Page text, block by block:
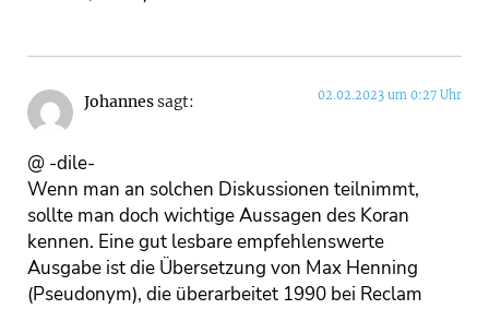
Johannessagt: 02.02.2023 um 0:27 Uhr
@ -dile-
Wenn man an solchen Diskussionen teilnimmt,
sollte man doch wichtige Aussagen des Koran
kennen. Eine gut lesbare empfehlenswerte
Ausgabe ist die Übersetzung von Max Henning
(Pseudonym), die überarbeitet 1990 bei Reclam